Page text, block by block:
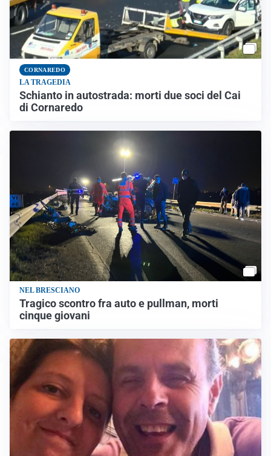
CORNAREDO
LA TRAGEDIA
Schianto in autostrada: morti due soci del Cai
di Cornaredo
NEL BRESCIANO
Tragico scontro fra auto e pullman, morti
cinque giovani